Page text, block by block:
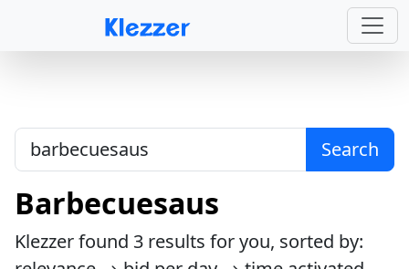
Search
Barbecuesaus
Klezzer found 3 results for you, sorted by: